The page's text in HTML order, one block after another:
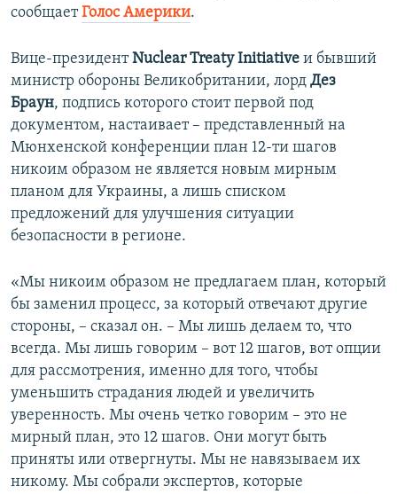
УКРАИНСКАЯ ПРОБЛЕМА КРЫМА
сообщаетГолос Америки.
Вице-президентNuclear Treaty Initiative и бывший
министр обороны Великобритании, лорд Дез
Браун, подпись которого стоит первой под
документом, настаивает – представленный на
Мюнхенской конференции план 12-ти шагов
никоим образом не является новым мирным
планом для Украины, а лишь списком
предложений для улучшения ситуации
безопасности в регионе.
«Мы никоим образом не предлагаем план, который
бы заменил процесс, за который отвечают другие
стороны, – сказал он. – Мы лишь делаем то, что
всегда. Мы лишь говорим – вот 12 шагов, вот опции
для рассмотрения, именно для того, чтобы
уменьшить страдания людей и увеличить
уверенность. Мы очень четко говорим – это не
мирный план, это 12 шагов. Они могут быть
приняты или отвергнуты. Мы не навязываем их
никому. Мы собрали экспертов, которые